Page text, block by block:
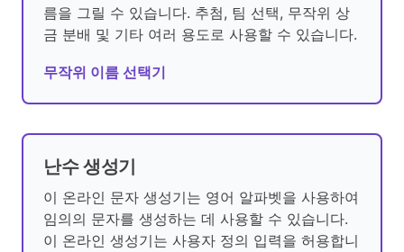
름을 그릴 수 있습니다. 추첨, 팀 선택, 무작위 상
금 분배 및 기타 여러 용도로 사용할 수 있습니다.
무작위 이름 선택기
난수 생성기
이 온라인 문자 생성기는 영어 알파벳을 사용하여
임의의 문자를 생성하는 데 사용할 수 있습니다.
이 온라인 생성기는 사용자 정의 입력을 허용합니